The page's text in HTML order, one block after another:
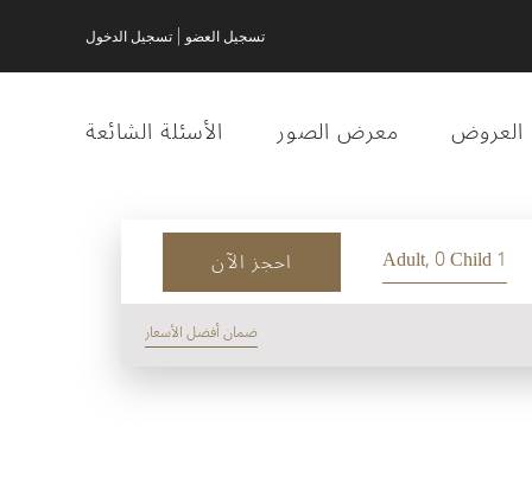
تسجيل العضو تسجيل الدخول
العروض معرض الصور الأسئلة الشائعة
1 Adult, 0 Child احجز الآن
ضمان أفضل الأسعار